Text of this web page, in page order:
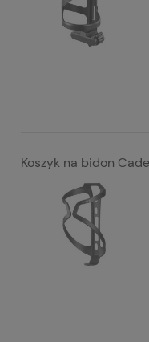
Koszyk na bidon